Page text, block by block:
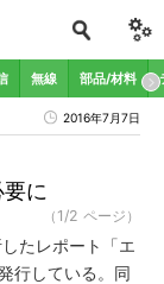
無線 部品/材料
2016年7月7日
に
（1/2 ページ）
たレポート「エ
行している。同